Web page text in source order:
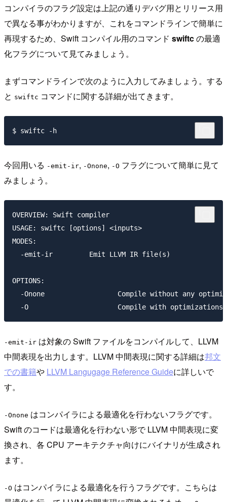
コンパイラのフラグ設定は上記の通りデバグ用とリリース用
で異なる事がわかりますが、これをコマンドラインで簡単に
再現するため、Swift コンパイル用のコマンド swiftcの最適
化フラグについて見てみましょう。
まずコマンドラインで次のように入力してみましょう。する
と swiftc コマンドに関する詳細が出てきます。
今回用いる -emit-ir, -Onone, -O フラグについて簡単に見て
みましょう。
OVERVIEW: Swift compiler
USAGE: swiftc [options] <inputs>
MODES:
  -emit-ir         Emit LLVM IR file(s)
OPTIONS:
-Onone                  Compile without any
-emit-ir は対象の Swift ファイルをコンパイルして、LLVM
中間表現を出力します。LLVM 中間表現に関する詳細は邦文
での書籍や LLVM Langugage Reference Guideに詳しいで
す。
-Onone はコンパイラによる最適化を行わないフラグです。
Swift のコードは最適化を行わない形で LLVM 中間表現に変
換され、各 CPU アーキテクチャ向けにバイナリが生成され
ます。
-O はコンパイラによる最適化を行うフラグです。こちらは